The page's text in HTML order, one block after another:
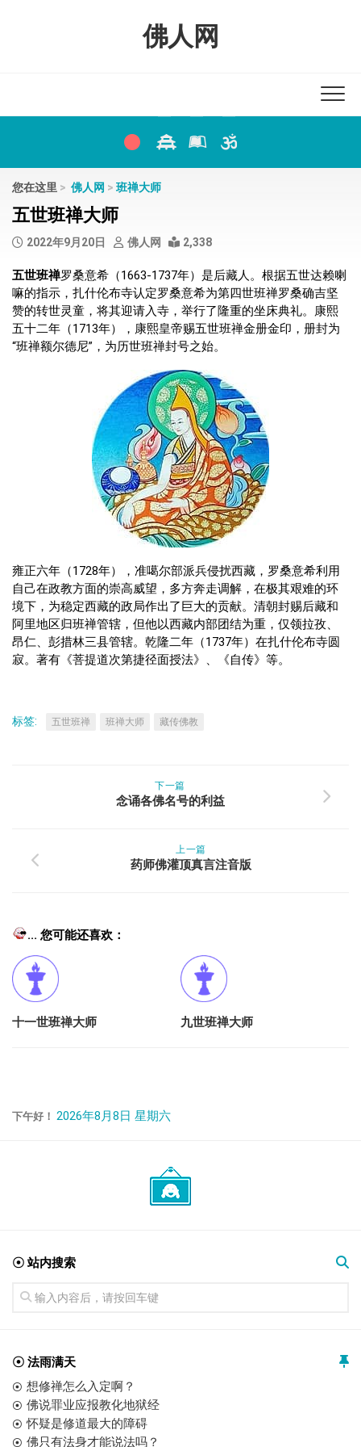
佛人网
您在这里 > 佛人网 > 班禅大师
五世班禅大师
2022年9月20日 佛人网 2,338
五世班禅罗桑意希（1663-1737年）是后藏人。根据五世达赖喇
嘛的指示，扎什伦布寺认定罗桑意希为第四世班禅罗桑确吉坚
赞的转世灵童，将其迎请入寺，举行了隆重的坐床典礼。康熙
五十二年（1713年），康熙皇帝赐五世班禅金册金印，册封为
“班禅额尔德尼”，为历世班禅封号之始。
雍正六年（1728年），准噶尔部派兵侵扰西藏，罗桑意希利用
自己在政教方面的崇高威望，多方奔走调解，在极其艰难的环
境下，为稳定西藏的政局作出了巨大的贡献。清朝封赐后藏和
阿里地区归班禅管辖，但他以西藏内部团结为重，仅领拉孜、
昂仁、彭措林三县管辖。乾隆二年（1737年）在扎什伦布寺圆
寂。著有《菩提道次第捷径面授法》、《自传》等。
标签: 五世班禅 班禅大师 藏传佛教
下一篇
念诵各佛名号的利益
上一篇
药师佛灌顶真言注音版
... 您可能还喜欢：
十一世班禅大师 九世班禅大师
下午好！ 2026年8月8日 星期六
☉ 站内搜索
☉ 法雨满天
想修禅怎么入定啊？
佛说罪业应报教化地狱经
怀疑是修道最大的障碍
佛只有法身才能说法吗？